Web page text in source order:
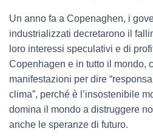
Un anno fa a Copenaghen, i
industrializzati decretarono il
loro interessi speculativi e di
Copenhagen e in tutto il mondo,
manifestazioni per dire
clima”, perché è l’insostenibile
domina il mondo a distruggere
anche le speranze di futuro.